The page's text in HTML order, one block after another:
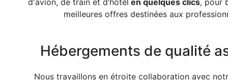
d'avion, de train et d’hôtel en quelques clics, pour
meilleures offres destinées aux
Hébergements de qualité
Nous travaillons en étroite collaboration avec